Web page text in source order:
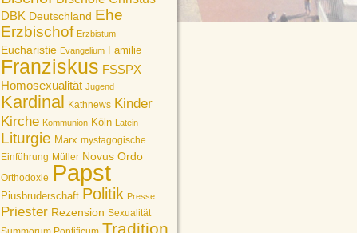
DBK Deutschland Ehe
Erzbischof Erzbistum
Eucharistie Evangelium Familie
Franziskus FSSPX
Homosexualität Jugend
Kardinal Kathnews Kinder
Kirche Kommunion Köln Latein
Liturgie Marx mystagogische
Einführung Müller Novus Ordo
Orthodoxie Papst
Piusbruderschaft Politik Presse
Priester Rezension Sexualität
Tradition